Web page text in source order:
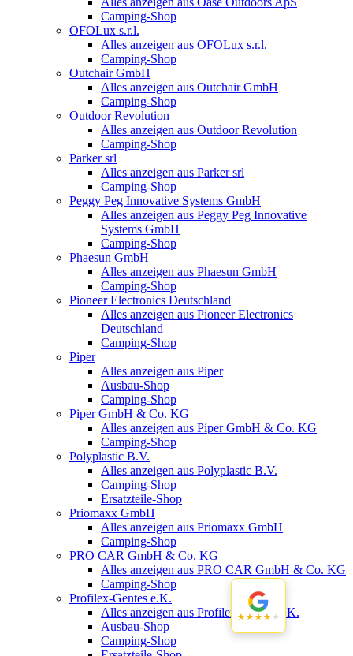
Camping-Shop
OFOLux s.r.l.
Alles anzeigen aus OFOLux s.r.l.
Camping-Shop
Outchair GmbH
Alles anzeigen aus Outchair GmbH
Camping-Shop
Outdoor Revolution
Alles anzeigen aus Outdoor Revolution
Camping-Shop
Parker srl
Alles anzeigen aus Parker srl
Camping-Shop
Peggy Peg Innovative Systems GmbH
Alles anzeigen aus Peggy Peg Innovative
Systems GmbH
Camping-Shop
Phaesun GmbH
Alles anzeigen aus Phaesun GmbH
Camping-Shop
Pioneer Electronics Deutschland
Alles anzeigen aus Pioneer Electronics
Deutschland
Camping-Shop
Piper
Alles anzeigen aus Piper
Ausbau-Shop
Camping-Shop
Piper GmbH & Co. KG
Alles anzeigen aus Piper GmbH & Co. KG
Camping-Shop
Polyplastic B.V.
Alles anzeigen aus Polyplastic B.V.
Camping-Shop
Ersatzteile-Shop
Priomaxx GmbH
Alles anzeigen aus Priomaxx GmbH
Camping-Shop
PRO CAR GmbH & Co. KG
Alles anzeigen aus PRO CAR GmbH & Co. KG
Camping-Shop
Profilex-Gentes e.K.
Alles anzeigen aus Profilex-Gentes e.K.
Ausbau-Shop
Camping-Shop
★★★★★
★★★★★